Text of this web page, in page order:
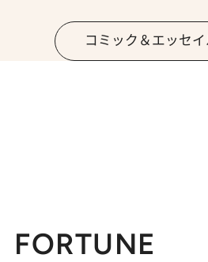
コミック＆エッセ
FORTUNE